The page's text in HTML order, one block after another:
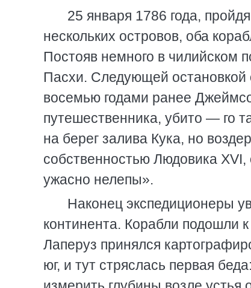
25 января 1786 года,
нескольких островов, оба
Постояв немного в чилийском
Пасхи. Следующей остановкой
восемью годами ранее
путешественника, убито — го
на берег залива Кука, но
собственностью Людовика
ужасно нелепы».
Наконец экспедиционеры
континента. Корабли подошли
Лаперуз принялся
юг, и тут стряслась первая